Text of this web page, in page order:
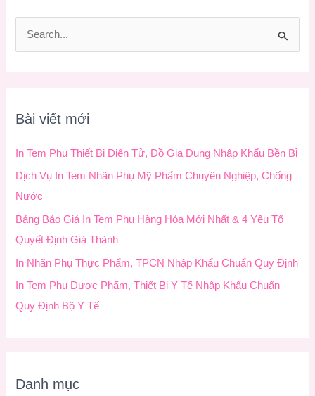
m
:
Bài viết mới
In Tem Phụ Thiết Bị Điện Tử, Đồ Gia Dụng Nhập Khẩu Bền Bỉ
Dịch Vụ In Tem Nhãn Phụ Mỹ Phẩm Chuyên Nghiệp, Chống
Nước
Bảng Báo Giá In Tem Phụ Hàng Hóa Mới Nhất & 4 Yếu Tố
Quyết Định Giá Thành
In Nhãn Phụ Thực Phẩm, TPCN Nhập Khẩu Chuẩn Quy Định
In Tem Phụ Dược Phẩm, Thiết Bị Y Tế Nhập Khẩu Chuẩn
Quy Định Bộ Y Tế
Danh mục